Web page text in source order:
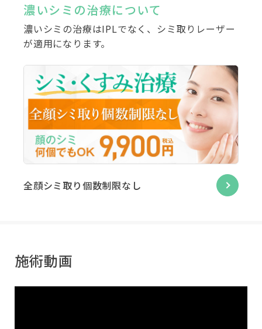
濃いシミの治療について
濃いシミの治療はIPLでなく、シミ取りレーザー
が適用になります。
全顔シミ取り個数制限なし
施術動画